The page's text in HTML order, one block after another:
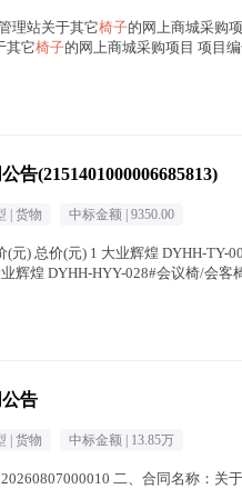
理站关于其它椅子的网上商城采购
其它椅子的网上商城采购项目 项目
告(2151401000006685813)
| 货物 中标金额 | 9350.00
(元) 总价(元) 1 大业辉煌 DYHH-TY-
辉煌 DYHH-HYY-028#会议椅/会
告
| 货物 中标金额 | 13.85万
二、合同名称：关